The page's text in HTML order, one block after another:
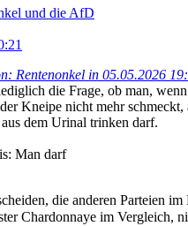
und die AfD
Rentenonkel in 05.05.2026
die Frage, ob man,
Kneipe nicht mehr schmeckt,
aus dem Urinal trinken darf.
Man darf
die anderen Parteien im
Chardonnaye im Vergleich,